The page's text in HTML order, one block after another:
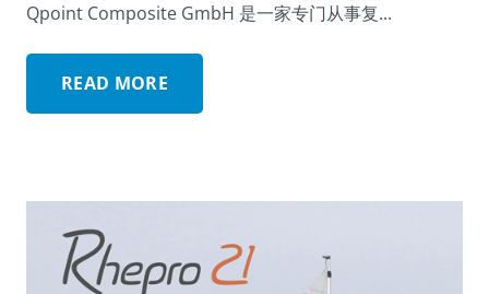
Qpoint Composite GmbH 是一家专门从事复...
READ MORE